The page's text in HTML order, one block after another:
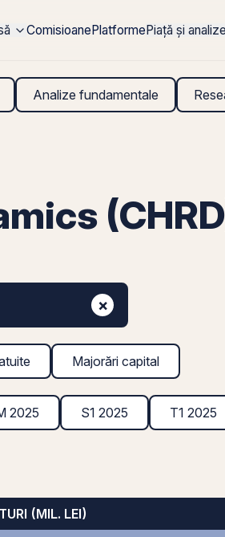
ComisioanePlatformePiață și analize
Analize fundamentale
×
Majorări capital
2025 S1 2025 T1 2025
(MIL. LEI)